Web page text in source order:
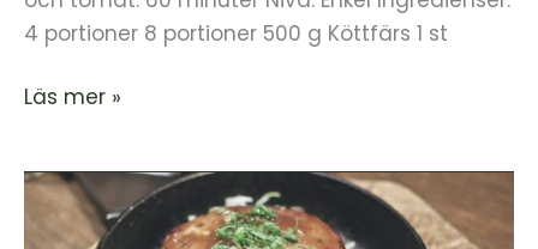
4 portioner 8 portioner 500 g Köttfärs 1 st
Läs mer »
Pannbiffar
med